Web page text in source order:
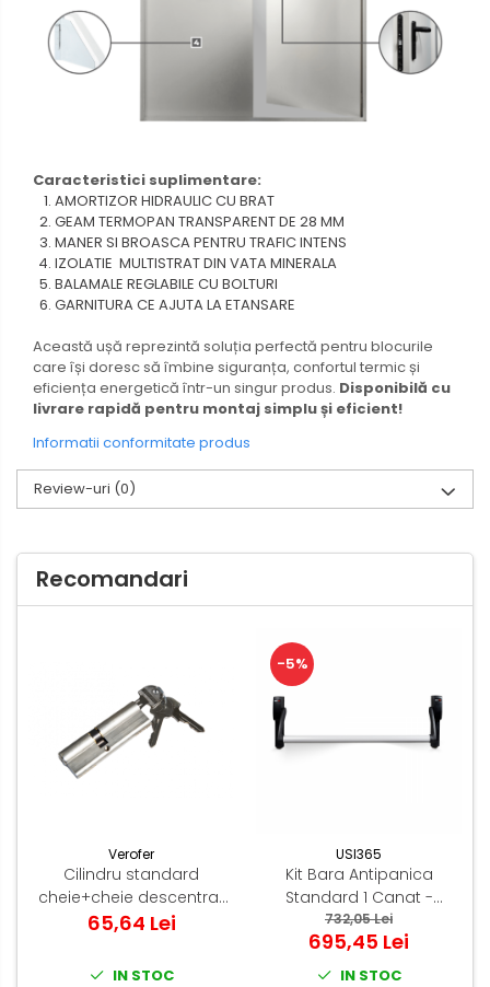
Caracteristici suplimentare:
AMORTIZOR HIDRAULIC CU BRAT
GEAM TERMOPAN TRANSPARENT DE 28 MM
MANER SI BROASCA PENTRU TRAFIC INTENS
IZOLATIE MULTISTRAT DIN VATA MINERALA
BALAMALE REGLABILE CU BOLTURI
GARNITURA CE AJUTA LA ETANSARE
Această ușă reprezintă soluția perfectă pentru blocurile
care își doresc să îmbine siguranța, confortul termic și
eficiența energetică într-un singur produs. Disponibilă cu
livrare rapidă pentru montaj simplu și eficient!
Informatii conformitate produs
Review-uri (0)
Recomandari
Verofer
Cilindru standard
cheie+cheie descentrat
96(35-10-51) Normal 0.2
65,64 Lei
IN STOC
-5%
USI365
Kit Bara Antipanica
Standard 1 Canat -
(Include: broasca
antipanica - cilindru -
maner antifoc)
732,05 Lei
695,45 Lei
IN STOC